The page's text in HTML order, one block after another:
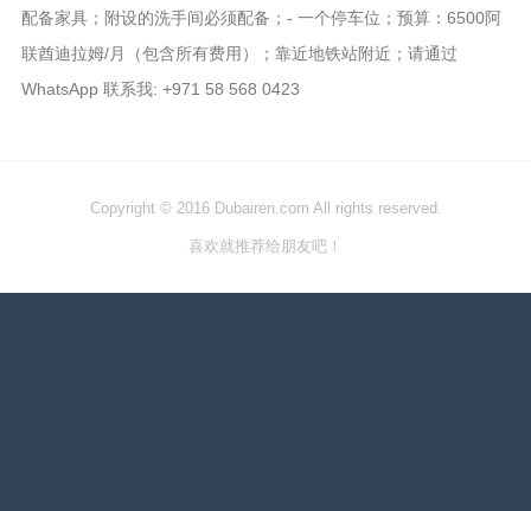
配备家具；附设的洗手间必须配备；- 一个停车位；预算：6500阿
联酋迪拉姆/月（包含所有费用）；靠近地铁站附近；请通过
WhatsApp 联系我: +971 58 568 0423
Copyright © 2016 Dubairen.com All rights reserved.
喜欢就推荐给朋友吧！